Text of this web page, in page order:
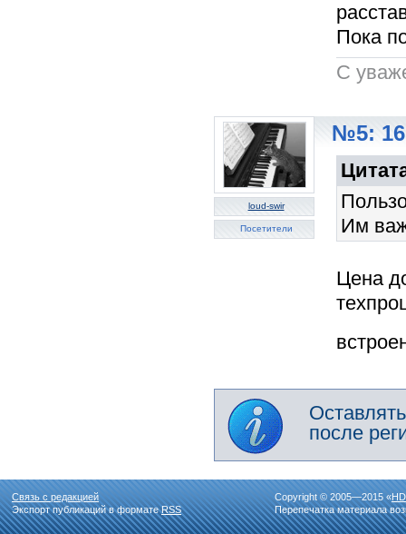
Пока
C
loud-swir
Посетители
№5: 16
Им
Цена
после
Связь с редакцией
Экспорт публикаций в форматеRSS
Copyright © 2005—2015 «
Перепечатка материала